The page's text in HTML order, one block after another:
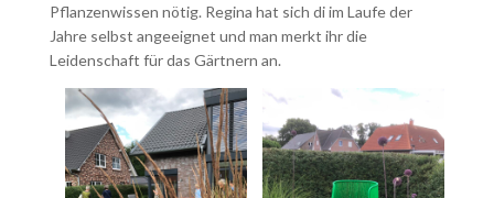
Pflanzenwissen nötig. Regina hat sich di im Laufe der
Jahre selbst angeeignet und man merkt ihr die
Leidenschaft für das Gärtnern an.